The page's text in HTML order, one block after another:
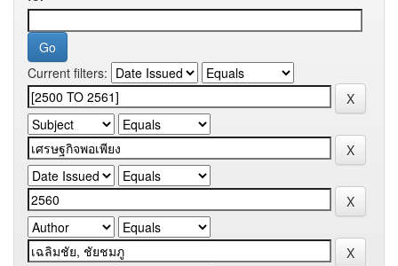
Current filters: